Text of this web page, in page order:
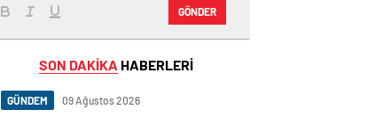
GÖNDER
SON DAKİKA HABERLERİ
GÜNDEM 09 Ağustos 2026